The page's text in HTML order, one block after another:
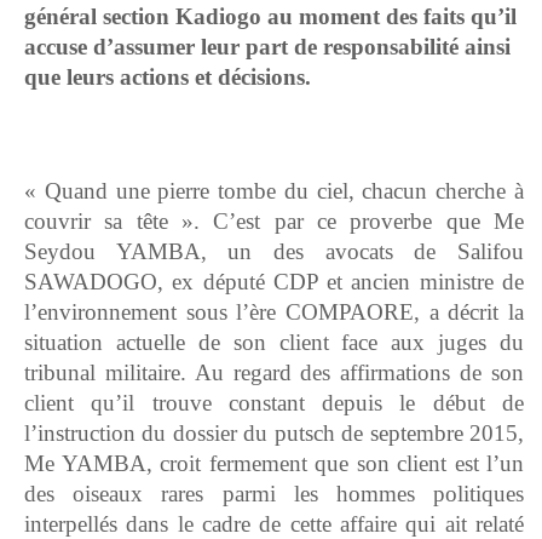
général section Kadiogo au moment des faits qu’il
accuse d’assumer leur part de responsabilité ainsi
que leurs actions et décisions.
« Quand une pierre tombe du ciel, chacun cherche à
couvrir sa tête ». C’est par ce proverbe que Me
Seydou YAMBA, un des avocats de Salifou
SAWADOGO, ex député CDP et ancien ministre de
l’environnement sous l’ère COMPAORE, a décrit la
situation actuelle de son client face aux juges du
tribunal militaire. Au regard des affirmations de son
client qu’il trouve constant depuis le début de
l’instruction du dossier du putsch de septembre 2015,
Me YAMBA, croit fermement que son client est l’un
des oiseaux rares parmi les hommes politiques
interpellés dans le cadre de cette affaire qui ait relaté